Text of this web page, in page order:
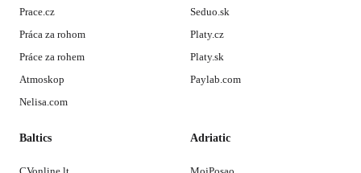
Prace.cz
Práca za rohom
Práce za rohem
Atmoskop
Nelisa.com
Seduo.sk
Platy.cz
Platy.sk
Paylab.com
Baltics Adriatic